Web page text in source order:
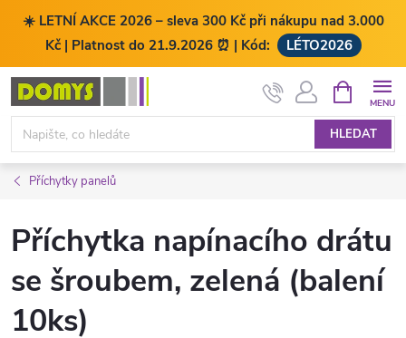
☀️ LETNÍ AKCE 2026 – sleva 300 Kč při nákupu nad 3.000
Kč | Platnost do 21.9.2026 ⏰ | Kód:
LÉTO2026
Přejít
obsah
HLEDAT
NÁKUPNÍ
KOŠÍK
Příchytky panelů
Příchytka napínacího drátu
se šroubem, zelená (balení
10ks)